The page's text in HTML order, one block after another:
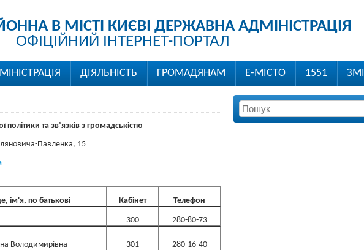
В МІСТІ КИЄВІ ДЕРЖАВНА АДМІНІСТРАЦІЯ
ОФІЦІЙНИЙ ІНТЕРНЕТ-ПОРТАЛ
ДІЯЛЬНІСТЬ ГРОМАДЯНАМ Е-МІСТО 1551 ЗМІ
політики та зв’язків з громадськістю
Павленка, 15
ім'я, по батькові Кабінет Телефон
300 280-80-73
Володимирівна 301 280-16-40